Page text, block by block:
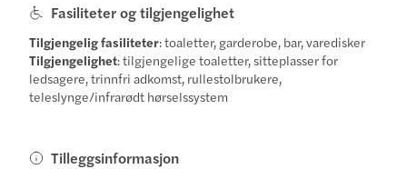
Fasiliteter og tilgjengelighet
Tilgjengelig fasiliteter: toaletter, garderobe, bar, varedisker
Tilgjengelighet: tilgjengelige toaletter, sitteplasser for
ledsagere, trinnfri adkomst, rullestolbrukere,
teleslynge/infrarødt hørselssystem
Tilleggsinformasjon